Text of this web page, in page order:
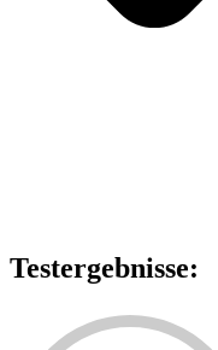
Testergebnisse: